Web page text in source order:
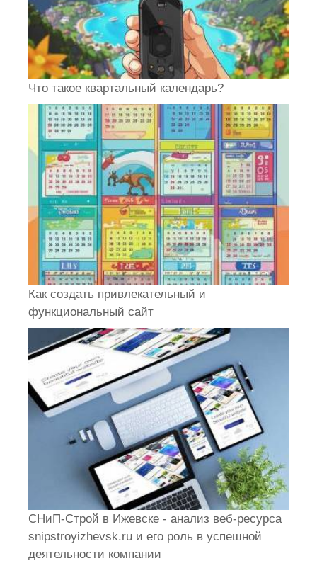
Что такое квартальный календарь?
Как создать привлекательный и
функциональный сайт
СНиП-Строй в Ижевске - анализ веб-ресурса
snipstroyizhevsk.ru и его роль в успешной
деятельности компании